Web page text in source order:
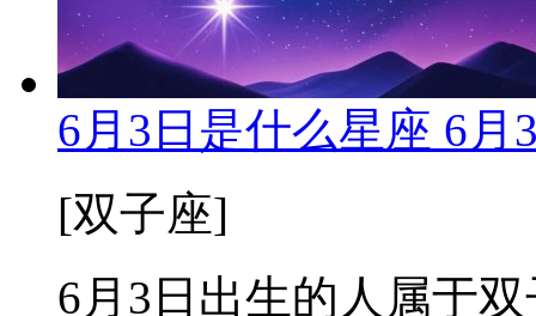
6月3日是什么星座 6
[双子座]
6月3日出生的人属于